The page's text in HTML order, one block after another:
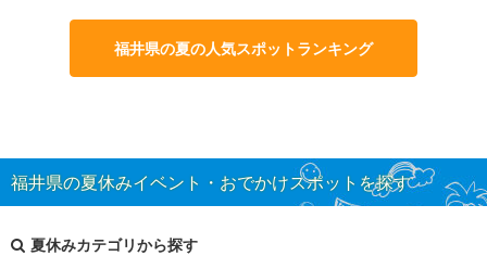
福井県の夏の人気スポットランキング
福井県の夏休みイベント・おでかけスポットを探す
夏休みカテゴリから探す